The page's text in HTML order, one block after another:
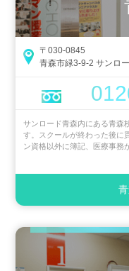
〒030-0845
青森市緑3-9-2 サンロ
サンロード青森内にある青森
す。スクールが終わった後に
ン資格以外に簿記、医療事務